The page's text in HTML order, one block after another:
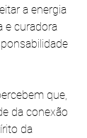
a energia
e curadora
que,
da conexão
da